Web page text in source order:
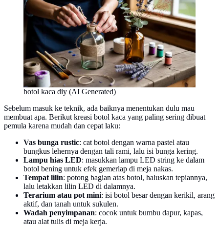
botol kaca diy (AI Generated)
Sebelum masuk ke teknik, ada baiknya menentukan dulu mau
membuat apa. Berikut kreasi botol kaca yang paling sering dibuat
pemula karena mudah dan cepat laku:
Vas bunga rustic: cat botol dengan warna pastel atau
bungkus lehernya dengan tali rami, lalu isi bunga kering.
Lampu hias LED: masukkan lampu LED string ke dalam
botol bening untuk efek gemerlap di meja nakas.
Tempat lilin: potong bagian atas botol, haluskan tepiannya,
lalu letakkan lilin LED di dalamnya.
Terarium atau pot mini: isi botol besar dengan kerikil, arang
aktif, dan tanah untuk sukulen.
Wadah penyimpanan: cocok untuk bumbu dapur, kapas,
atau alat tulis di meja kerja.